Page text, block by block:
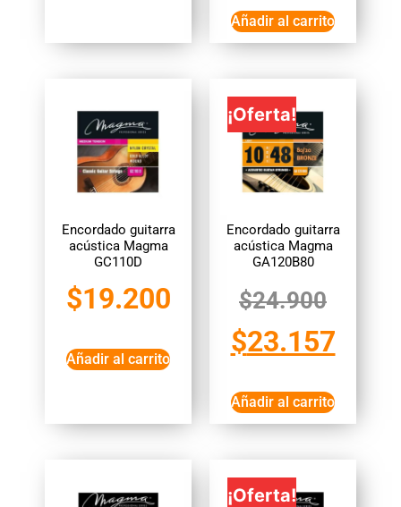
Añadir al carrito
Encordado guitarra
acústica Magma
GC110D
$19.200
Añadir al carrito
¡Oferta!
Encordado guitarra
acústica Magma
GA120B80
$24.900
$23.157
Añadir al carrito
¡Oferta!